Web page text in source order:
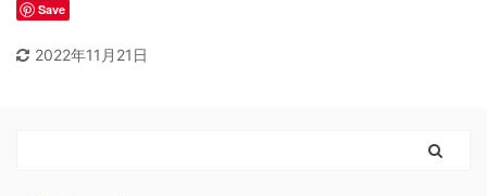
Save
2022年11月21日